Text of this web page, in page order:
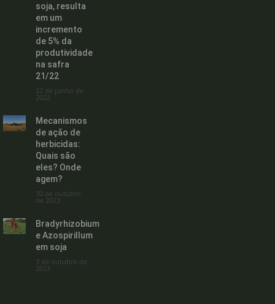
soja, resulta
em um
incremento
de 5% da
produtividade
na safra
21/22
22 de junho de
2022
Mecanismos
de ação de
herbicidas:
Quais são
eles? Onde
agem?
30 de outubro
de 2023
Bradyrhizobium
e Azospirillum
em soja
3 de outubro de
2023